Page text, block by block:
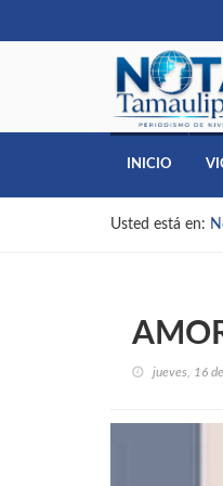
INICIO
Usted está en:
jueves, 16